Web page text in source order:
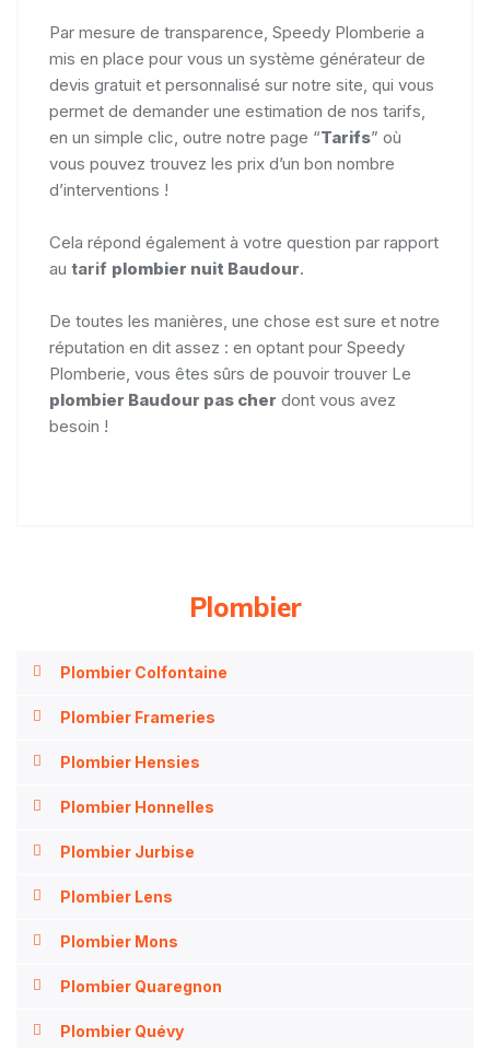
Par mesure de transparence, Speedy Plomberie a
mis en place pour vous un système générateur de
devis gratuit et personnalisé sur notre site, qui vous
permet de demander une estimation de nos tarifs,
en un simple clic, outre notre page “Tarifs” où
vous pouvez trouvez les prix d’un bon nombre
d’interventions !
Cela répond également à votre question par rapport
au tarif plombier nuit Baudour.
De toutes les manières, une chose est sure et notre
réputation en dit assez : en optant pour Speedy
Plomberie, vous êtes sûrs de pouvoir trouver Le
plombier Baudour pas cher dont vous avez
besoin !
Plombier
Plombier Colfontaine
Plombier Frameries
Plombier Hensies
Plombier Honnelles
Plombier Jurbise
Plombier Lens
Plombier Mons
Plombier Quaregnon
Plombier Quévy